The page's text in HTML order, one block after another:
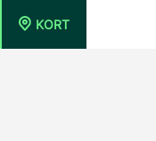
KORT